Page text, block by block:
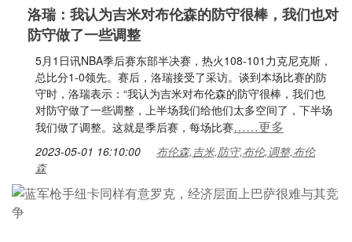
洛瑞：我认为吉米对布伦森的防守很棒，我们也对
防守做了一些调整
5月1日讯NBA季后赛东部半决赛，热火108-101力克尼克斯，
总比分1-0领先。赛后，洛瑞接受了采访。谈到本场比赛的防
守时，洛瑞表示：“我认为吉米对布伦森的防守很棒，我们也
对防守做了一些调整，上半场我们给他们太多空间了，下半场
我们做了调整。这就是季后赛，每场比赛……更多
2023-05-01 16:10:00
布伦森,吉米,防守,布伦,调整,布伦
森